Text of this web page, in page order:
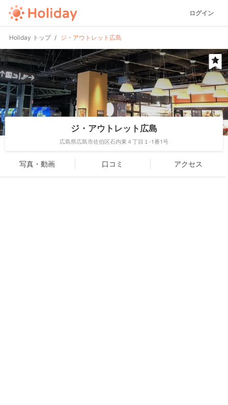
ログイン
Holiday トップ ジ・アウトレット広島
ジ・アウトレット広島
広島県広島市佐伯区石内東４丁目１-1番1号
写真・動画 口コミ アクセス